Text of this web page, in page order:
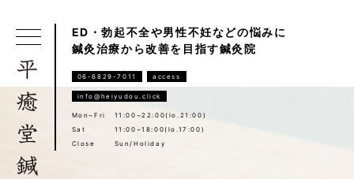
ED・勃起不全や男性不妊などの悩みに
鍼灸治療から改善を目指す鍼灸院
06-6829-7011 access
info@heiyudou.click
Mon~Fri
11:00~22:00(lo.21:00)
Sat
11:00~18:00(lo.17:00)
Close
Sun/Holiday